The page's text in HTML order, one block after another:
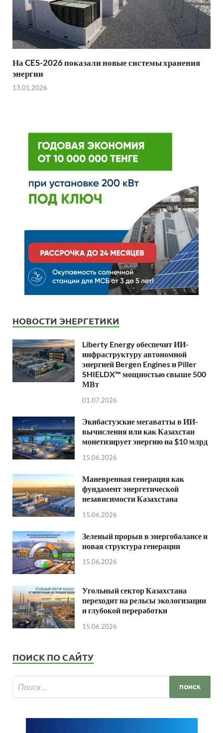
На CES-2026 показали новые системы хранения
энергии
13.01.2026
НОВОСТИ ЭНЕРГЕТИКИ
Liberty Energy обеспечит ИИ-
инфраструктуру автономной
энергией Bergen Engines и Piller
SHIELDX™ мощностью свыше 500
МВт
01.07.2026
Экибастузские мегаватты в ИИ-
вычисления или как Казахстан
монетизирует энергию на $10 млрд
15.06.2026
Маневренная генерация как
фундамент энергетической
независимости Казахстана
15.06.2026
Зеленый прорыв в энергобалансе и
новая структура генерации
15.06.2026
Угольный сектор Казахстана
переходит на рельсы экологизации
и глубокой переработки
15.06.2026
ПОИСК ПО САЙТУ